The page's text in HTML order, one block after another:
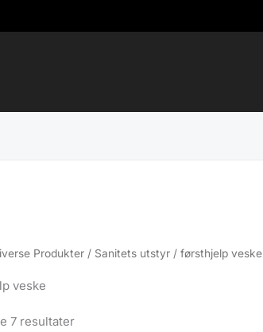
Produkter / Sanitets utstyr / førsthjelp veske
veske
7 resultaterSortert